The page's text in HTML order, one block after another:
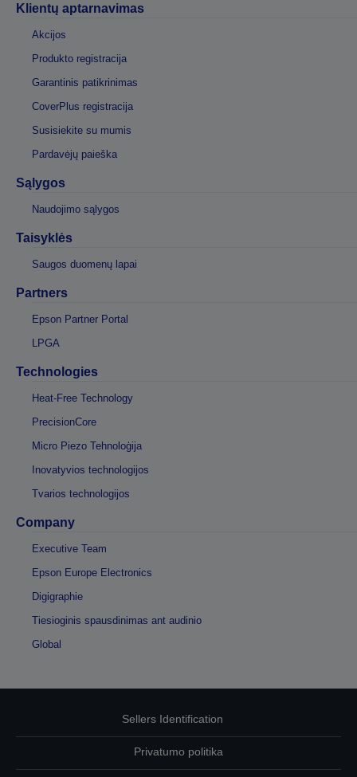
Klientų aptarnavimas
Akcijos
Produkto registracija
Garantinis patikrinimas
CoverPlus registracija
Susisiekite su mumis
Pardavėjų paieška
Sąlygos
Naudojimo sąlygos
Taisyklės
Saugos duomenų lapai
Partners
Epson Partner Portal
LPGA
Technologies
Heat-Free Technology
PrecisionCore
Micro Piezo Tehnoloģija
Inovatyvios technologijos
Tvarios technologijos
Company
Executive Team
Epson Europe Electronics
Digigraphie
Tiesioginis spausdinimas ant audinio
Global
Sellers Identification
Privatumo politika